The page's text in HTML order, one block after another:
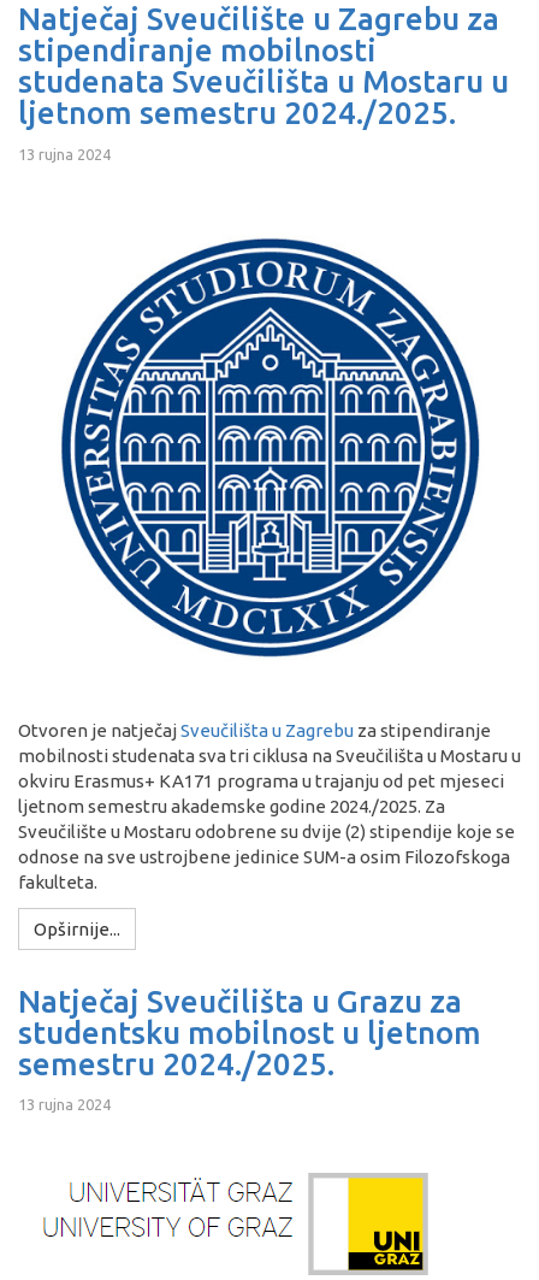
Natječaj Sveučilište u Zagrebu za
stipendiranje mobilnosti
studenata Sveučilišta u Mostaru u
ljetnom semestru 2024./2025.
13 rujna 2024
Otvoren je natječajSveučilišta u Zagrebu za stipendiranje
mobilnosti studenata sva tri ciklusa na Sveučilišta u Mostaru u
okviru Erasmus+ KA171 programa u trajanju od pet mjeseci
ljetnom semestru akademske godine 2024./2025. Za
Sveučilište u Mostaru odobrene su dvije (2) stipendije koje se
odnose na sve ustrojbene jedinice SUM-a osim Filozofskoga
fakulteta.
Opširnije...
Natječaj Sveučilišta u Grazu za
studentsku mobilnost u ljetnom
semestru 2024./2025.
13 rujna 2024